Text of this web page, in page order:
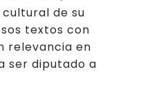
de su
textos con
relevancia en
ser diputado a